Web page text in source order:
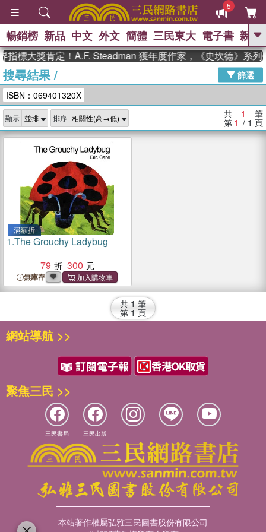
5
GO
The Odyssey 、
父親節 、 如果歷史是一群喵 、 暑期
念華 、 台灣的李登輝時代 、 數學女
孩：黎曼猜想
偉大的迷走神經
暢銷榜 新品 中文 外文 簡體 三民東大 電子書 親子
指標大獎肯定！A.F. Steadman 獲年度作家，《史坎德》系列
搜尋結果/
篩選
ISBN：069401320X
顯示 排序 共 1 筆
第 1 / 1 頁
滿額折
1.The Grouchy Ladybug
79
300
無庫存
共 1 筆
第 1 頁
網站導航 >>
聚焦三民 >>
三民書局 三民出版
本站著作權屬弘雅三民圖書股份有限公司